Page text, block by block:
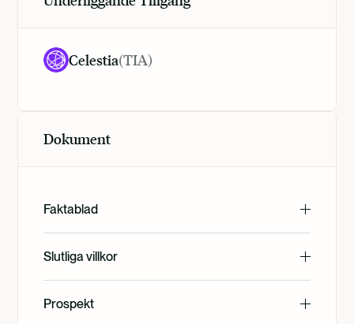
Celestia(TIA)
Dokument
Faktablad
English
Svenska
Slutliga villkor
English
Prospekt